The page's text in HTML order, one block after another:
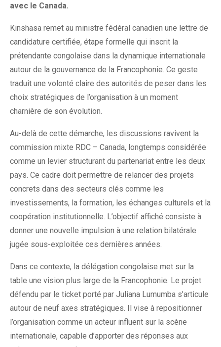
avec le Canada.
Kinshasa remet au ministre fédéral canadien une lettre de
candidature certifiée, étape formelle qui inscrit la
prétendante congolaise dans la dynamique internationale
autour de la gouvernance de la Francophonie. Ce geste
traduit une volonté claire des autorités de peser dans les
choix stratégiques de l’organisation à un moment
charnière de son évolution.
Au-delà de cette démarche, les discussions ravivent la
commission mixte RDC – Canada, longtemps considérée
comme un levier structurant du partenariat entre les deux
pays. Ce cadre doit permettre de relancer des projets
concrets dans des secteurs clés comme les
investissements, la formation, les échanges culturels et la
coopération institutionnelle. L’objectif affiché consiste à
donner une nouvelle impulsion à une relation bilatérale
jugée sous-exploitée ces dernières années.
Dans ce contexte, la délégation congolaise met sur la
table une vision plus large de la Francophonie. Le projet
défendu par le ticket porté par Juliana Lumumba s’articule
autour de neuf axes stratégiques. Il vise à repositionner
l’organisation comme un acteur influent sur la scène
internationale, capable d’apporter des réponses aux